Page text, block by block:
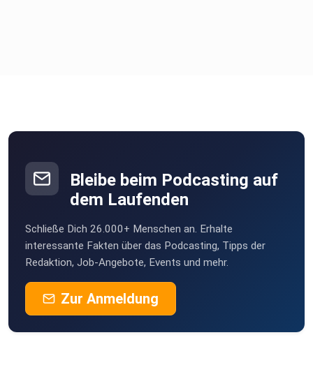
Bleibe beim Podcasting auf
dem Laufenden
Schließe Dich 26.000+ Menschen an. Erhalte
interessante Fakten über das Podcasting, Tipps der
Redaktion, Job-Angebote, Events und mehr.
Zur Anmeldung